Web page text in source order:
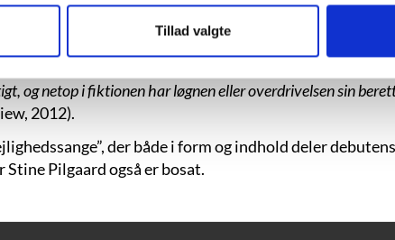
Tillad valgte
mig af samme grund, hvornår vælger
bånd ikke stærke nok til at overvinde konflikter og hvor
er både karakterer og episoder temmelig
og netop i fiktionen har løgnen eller overdrivelsen sin
2012).
der både i form og indhold deler
Pilgaard også er bosat.